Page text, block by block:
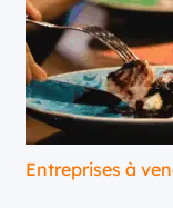
Entreprises à